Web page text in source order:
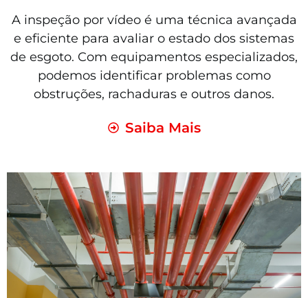
A inspeção por vídeo é uma técnica avançada
e eficiente para avaliar o estado dos sistemas
de esgoto. Com equipamentos especializados,
podemos identificar problemas como
obstruções, rachaduras e outros danos.
Saiba Mais